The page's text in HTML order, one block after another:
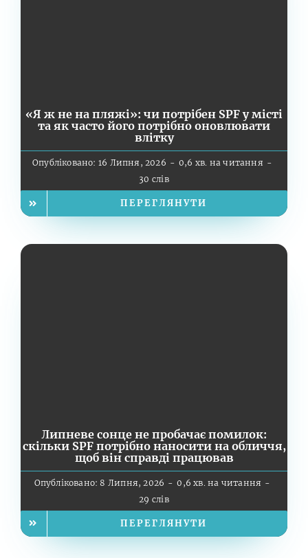
«Я ж не на пляжі»: чи потрібен SPF у місті
та як часто його потрібно оновлювати
влітку
Опубліковано: 16 Липня, 2026 - 0,6 хв. на читання -
30 слів
ПЕРЕГЛЯНУТИ
Липневе сонце не пробачає помилок:
скільки SPF потрібно наносити на обличчя,
щоб він справді працював
Опубліковано: 8 Липня, 2026 - 0,6 хв. на читання -
29 слів
ПЕРЕГЛЯНУТИ